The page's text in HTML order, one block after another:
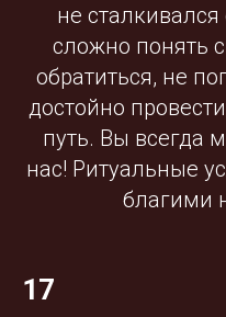
не
сложно понять
обратиться, не
достойно
путь. Вы всегда
нас! Ритуальные
благими
17